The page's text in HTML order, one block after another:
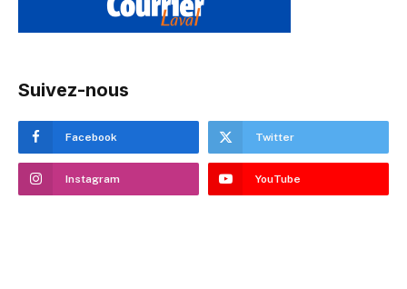
Suivez-nous
Facebook Twitter
Instagram YouTube